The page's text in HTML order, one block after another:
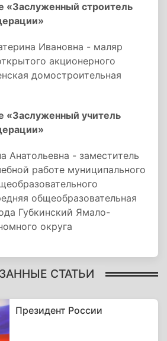
«Заслуженный строитель
Ивановна - маляр
акционерного
домостроительная
«Заслуженный учитель
Анатольевна - заместитель
работе муниципального
общеобразовательная
Губкинский Ямало-
округа
СТАТЬИ
Президент России